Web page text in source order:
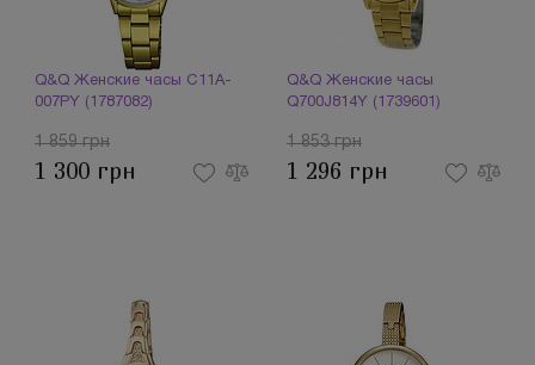
Q&Q Женские часы C11A-
007PY (1787082)
1 859 грн
1 300 грн
Q&Q Женские часы
Q700J814Y (1739601)
1 853 грн
1 296 грн